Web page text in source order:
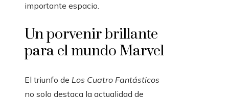
importante espacio.
Un porvenir brillante
para el mundo Marvel
El triunfo de Los Cuatro Fantásticos
no solo destaca la actualidad de